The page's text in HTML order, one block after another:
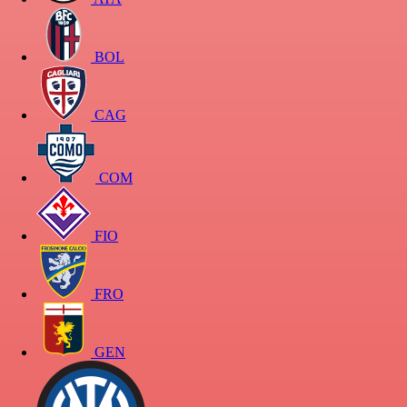
BOL
CAG
COM
FIO
FRO
GEN